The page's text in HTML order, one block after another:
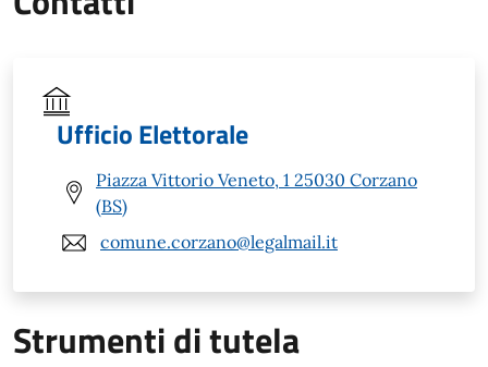
Ufficio Elettorale
Piazza Vittorio Veneto, 1 25030 Corzano
(BS)
comune.corzano@legalmail.it
Strumenti di tutela